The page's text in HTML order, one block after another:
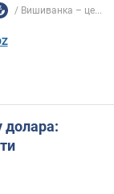
Вишиванка – це...
долара: